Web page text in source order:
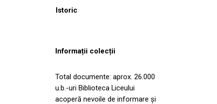
Istoric
Informații colecții
Total documente: aprox. 26.000
u.b.-uri Biblioteca Liceului
acoperă nevoile de informare și